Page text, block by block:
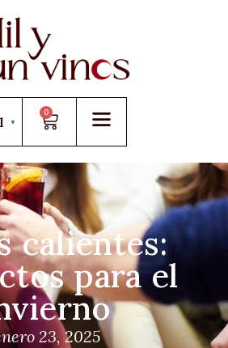
▼
0
calientes:
para el
23, 2025